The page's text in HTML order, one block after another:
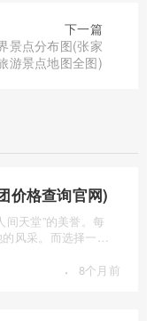
下一篇
景点分布图(张家
游景点地图全图)
价格查询官网)
天堂”的美誉。每
风采。而选择一个
· 8个月前